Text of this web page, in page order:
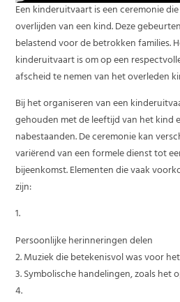
Een kinderuitvaart is een ceremonie
overlijden van een kind. Deze
belastend voor de betrokken families.
kinderuitvaart is om op een
afscheid te nemen van het overleden
Bij het organiseren van een
gehouden met de leeftijd van het kind
nabestaanden. De ceremonie kan
variërend van een formele dienst tot
bijeenkomst. Elementen die vaak
zijn:
1.
Persoonlijke herinneringen delen
2. Muziek die betekenisvol was voor
3. Symbolische handelingen, zoals het
4.